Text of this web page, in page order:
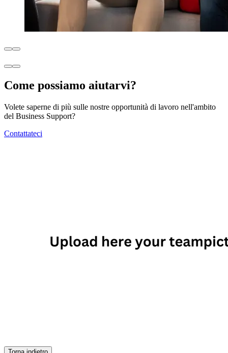
Come possiamo aiutarvi?
Volete saperne di più sulle nostre opportunità di lavoro nell'ambito
del Business Support?
Contattateci